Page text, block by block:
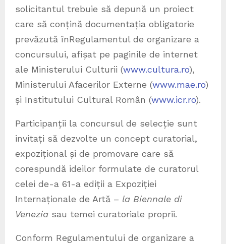
solicitantul trebuie să depună un proiect
care să conțină documentația obligatorie
prevăzută înRegulamentul de organizare a
concursului, afișat pe paginile de internet
ale Ministerului Culturii (www.cultura.ro),
Ministerului Afacerilor Externe (www.mae.ro)
și Institutului Cultural Român (www.icr.ro).
Participanții la concursul de selecție sunt
invitați să dezvolte un concept curatorial,
expozițional și de promovare care să
corespundă ideilor formulate de curatorul
celei de-a 61-a ediții a Expoziției
Internaționale de Artă – la Biennale di
Venezia sau temei curatoriale proprii.
Conform Regulamentului de organizare a